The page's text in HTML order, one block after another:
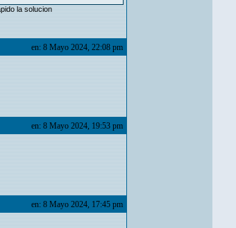
la solucion
en: 8 Mayo 2024, 22:08 pm
en: 8 Mayo 2024, 19:53 pm
en: 8 Mayo 2024, 17:45 pm